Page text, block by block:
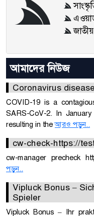
জাতীয়
আমাদের নিউজ
Coronavirus
COVID-19 is a
SARS-CoV-2. In
resulting in theআরও পড়ুন..
cw-check-https://
cw-manager precheck
পড়ুন..
Vipluck Bonus –
Spieler
Vipluck Bonus – Ihr